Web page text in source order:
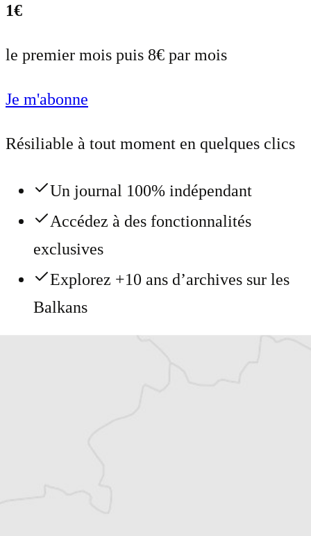
1€
le premier mois puis 8€ par mois
Je m'abonne
Résiliable à tout moment en quelques clics
Un journal 100% indépendant
Accédez à des fonctionnalités
exclusives
Explorez +10 ans d’archives sur les
Balkans